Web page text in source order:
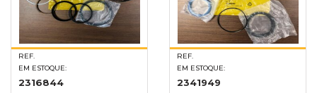
REF.
EM ESTOQUE:
2316844
REF.
EM ESTOQUE:
2341949